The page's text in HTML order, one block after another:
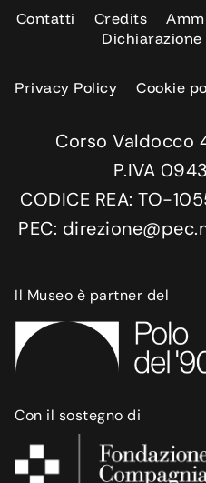
Contatti Credits
Privacy Policy Cookie
Corso Valdocco
P.IVA
CODICE REA: TO-
PEC:
Il Museo è partner del
Con il sostegno di